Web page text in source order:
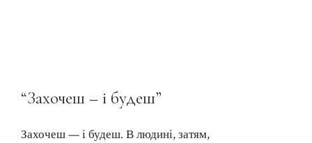
“Захочеш – і будеш”
Захочеш — і будеш. В людині, затям,